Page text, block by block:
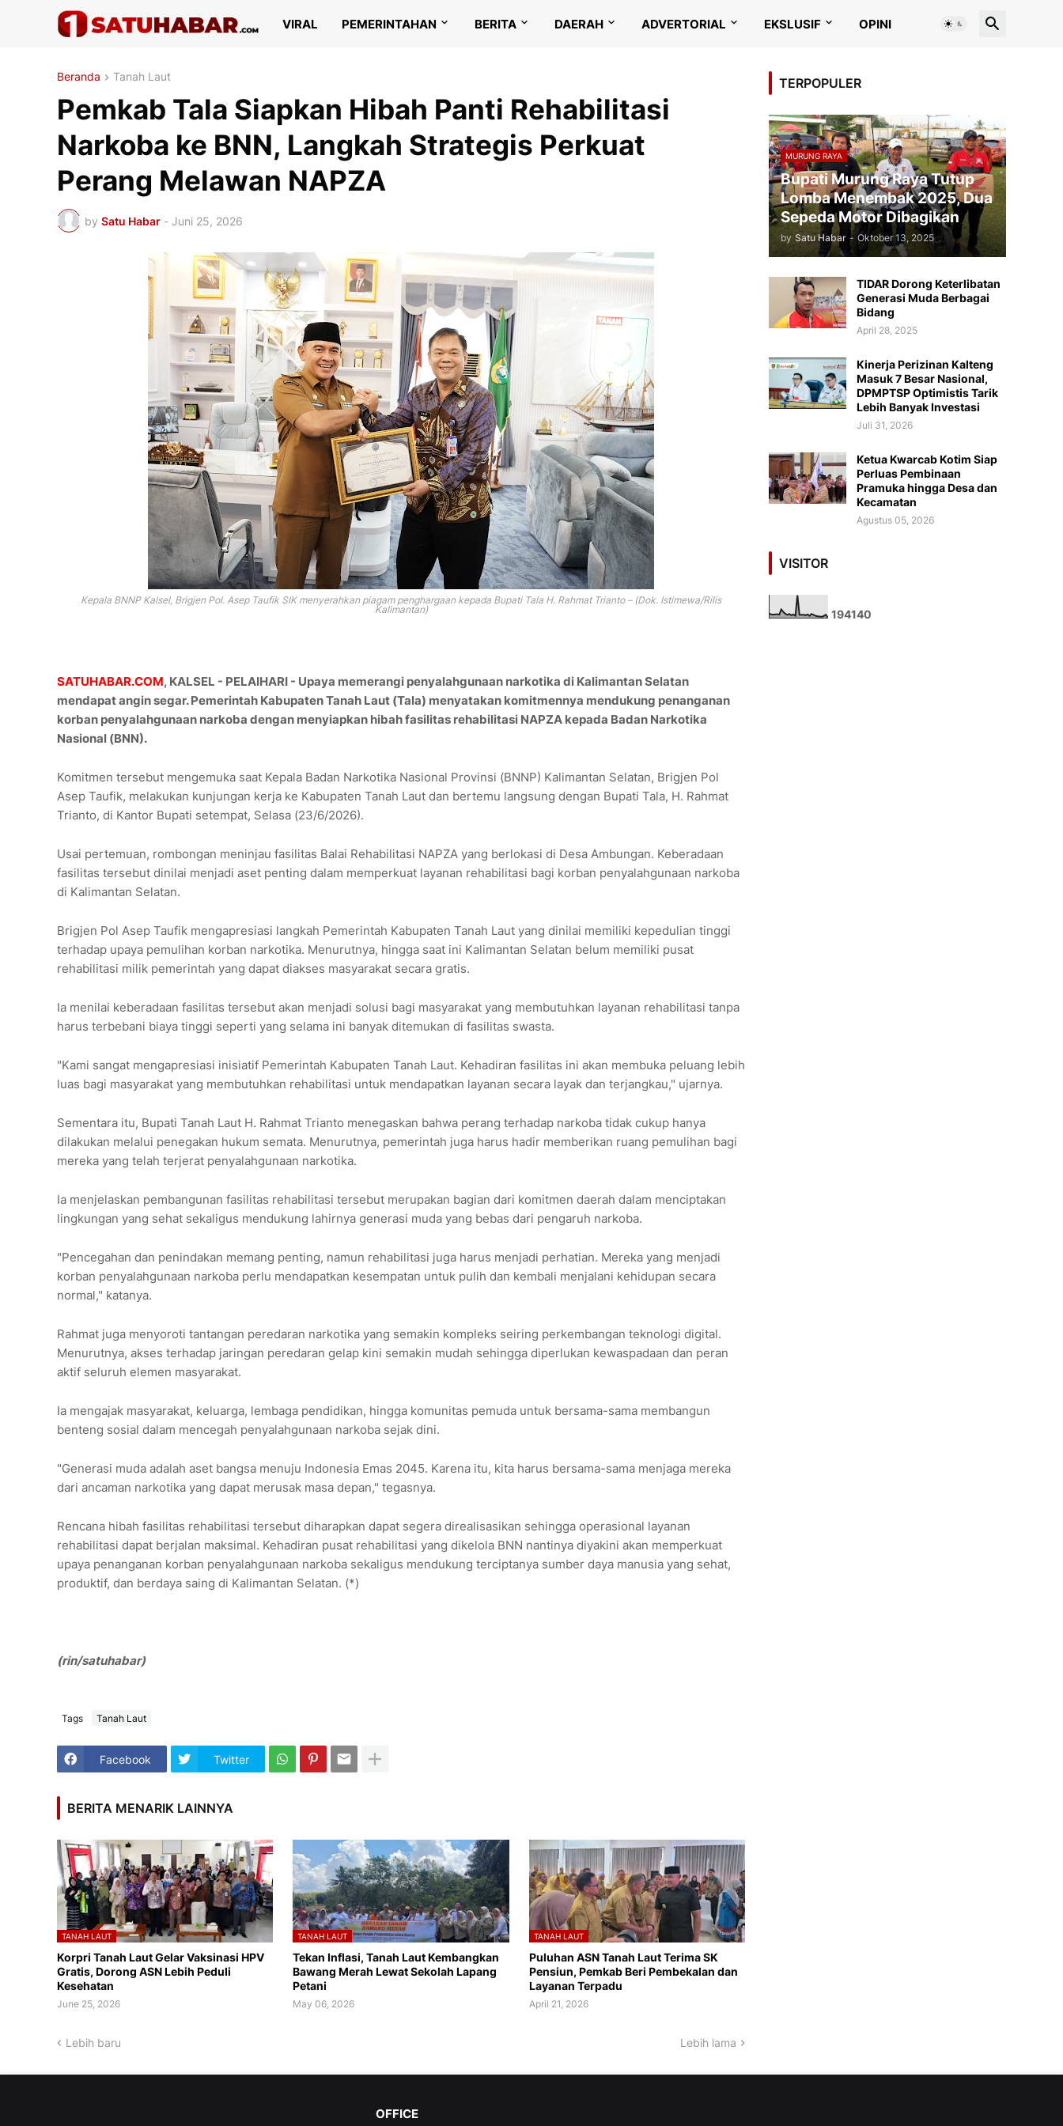
VIRAL PEMERINTAHAN BERITA DAERAH ADVERTORIAL EKSLUSIF OPINI
Beranda Tanah Laut
Pemkab Tala Siapkan Hibah Panti Rehabilitasi
Narkoba ke BNN, Langkah Strategis Perkuat
Perang Melawan NAPZA
by Satu Habar - Juni 25, 2026
Kepala BNNP Kalsel, Brigjen Pol. Asep Taufik SIK menyerahkan piagam penghargaan kepada Bupati Tala H. Rahmat Trianto – (Dok. Istimewa/Rilis
Kalimantan)
SATUHABAR.COM, KALSEL - PELAIHARI - Upaya memerangi penyalahgunaan narkotika di Kalimantan Selatan
mendapat angin segar. Pemerintah Kabupaten Tanah Laut (Tala) menyatakan komitmennya mendukung penanganan
korban penyalahgunaan narkoba dengan menyiapkan hibah fasilitas rehabilitasi NAPZA kepada Badan Narkotika
Nasional (BNN).
Komitmen tersebut mengemuka saat Kepala Badan Narkotika Nasional Provinsi (BNNP) Kalimantan Selatan, Brigjen Pol
Asep Taufik, melakukan kunjungan kerja ke Kabupaten Tanah Laut dan bertemu langsung dengan Bupati Tala, H. Rahmat
Trianto, di Kantor Bupati setempat, Selasa (23/6/2026).
Usai pertemuan, rombongan meninjau fasilitas Balai Rehabilitasi NAPZA yang berlokasi di Desa Ambungan. Keberadaan
fasilitas tersebut dinilai menjadi aset penting dalam memperkuat layanan rehabilitasi bagi korban penyalahgunaan narkoba
di Kalimantan Selatan.
Brigjen Pol Asep Taufik mengapresiasi langkah Pemerintah Kabupaten Tanah Laut yang dinilai memiliki kepedulian tinggi
terhadap upaya pemulihan korban narkotika. Menurutnya, hingga saat ini Kalimantan Selatan belum memiliki pusat
rehabilitasi milik pemerintah yang dapat diakses masyarakat secara gratis.
Ia menilai keberadaan fasilitas tersebut akan menjadi solusi bagi masyarakat yang membutuhkan layanan rehabilitasi tanpa
harus terbebani biaya tinggi seperti yang selama ini banyak ditemukan di fasilitas swasta.
"Kami sangat mengapresiasi inisiatif Pemerintah Kabupaten Tanah Laut. Kehadiran fasilitas ini akan membuka peluang lebih
luas bagi masyarakat yang membutuhkan rehabilitasi untuk mendapatkan layanan secara layak dan terjangkau," ujarnya.
Sementara itu, Bupati Tanah Laut H. Rahmat Trianto menegaskan bahwa perang terhadap narkoba tidak cukup hanya
dilakukan melalui penegakan hukum semata. Menurutnya, pemerintah juga harus hadir memberikan ruang pemulihan bagi
mereka yang telah terjerat penyalahgunaan narkotika.
Ia menjelaskan pembangunan fasilitas rehabilitasi tersebut merupakan bagian dari komitmen daerah dalam menciptakan
lingkungan yang sehat sekaligus mendukung lahirnya generasi muda yang bebas dari pengaruh narkoba.
"Pencegahan dan penindakan memang penting, namun rehabilitasi juga harus menjadi perhatian. Mereka yang menjadi
korban penyalahgunaan narkoba perlu mendapatkan kesempatan untuk pulih dan kembali menjalani kehidupan secara
normal," katanya.
Rahmat juga menyoroti tantangan peredaran narkotika yang semakin kompleks seiring perkembangan teknologi digital.
Menurutnya, akses terhadap jaringan peredaran gelap kini semakin mudah sehingga diperlukan kewaspadaan dan peran
aktif seluruh elemen masyarakat.
Ia mengajak masyarakat, keluarga, lembaga pendidikan, hingga komunitas pemuda untuk bersama-sama membangun
benteng sosial dalam mencegah penyalahgunaan narkoba sejak dini.
"Generasi muda adalah aset bangsa menuju Indonesia Emas 2045. Karena itu, kita harus bersama-sama menjaga mereka
dari ancaman narkotika yang dapat merusak masa depan," tegasnya.
Rencana hibah fasilitas rehabilitasi tersebut diharapkan dapat segera direalisasikan sehingga operasional layanan
rehabilitasi dapat berjalan maksimal. Kehadiran pusat rehabilitasi yang dikelola BNN nantinya diyakini akan memperkuat
upaya penanganan korban penyalahgunaan narkoba sekaligus mendukung terciptanya sumber daya manusia yang sehat,
produktif, dan berdaya saing di Kalimantan Selatan. (*)
(rin/satuhabar)
Tags Tanah Laut
Facebook Twitter
BERITA MENARIK LAINNYA
TANAH LAUT
Korpri Tanah Laut Gelar Vaksinasi HPV
Gratis, Dorong ASN Lebih Peduli
Kesehatan
June 25, 2026
TANAH LAUT
Tekan Inflasi, Tanah Laut Kembangkan
Bawang Merah Lewat Sekolah Lapang
Petani
May 06, 2026
TANAH LAUT
Puluhan ASN Tanah Laut Terima SK
Pensiun, Pemkab Beri Pembekalan dan
Layanan Terpadu
April 21, 2026
Lebih baru Lebih lama
TERPOPULER
MURUNG RAYA
Bupati Murung Raya Tutup
Lomba Menembak 2025, Dua
Sepeda Motor Dibagikan
by Satu Habar - Oktober 13, 2025
TIDAR Dorong Keterlibatan
Generasi Muda Berbagai
Bidang
April 28, 2025
Kinerja Perizinan Kalteng
Masuk 7 Besar Nasional,
DPMPTSP Optimistis Tarik
Lebih Banyak Investasi
Juli 31, 2026
Ketua Kwarcab Kotim Siap
Perluas Pembinaan
Pramuka hingga Desa dan
Kecamatan
Agustus 05, 2026
VISITOR
194140
OFFICE